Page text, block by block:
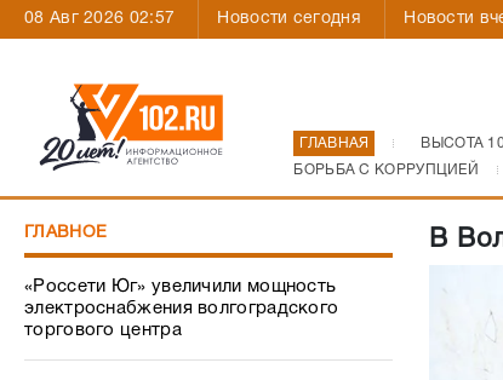
08 Авг 2026 02:57 Новости сегодня Новости
ГЛАВНАЯ ВЫСОТА
БОРЬБА С КОРРУПЦИЕЙ
ГЛАВНОЕ
«Россети Юг» увеличили мощность
электроснабжения волгоградского
торгового центра
В